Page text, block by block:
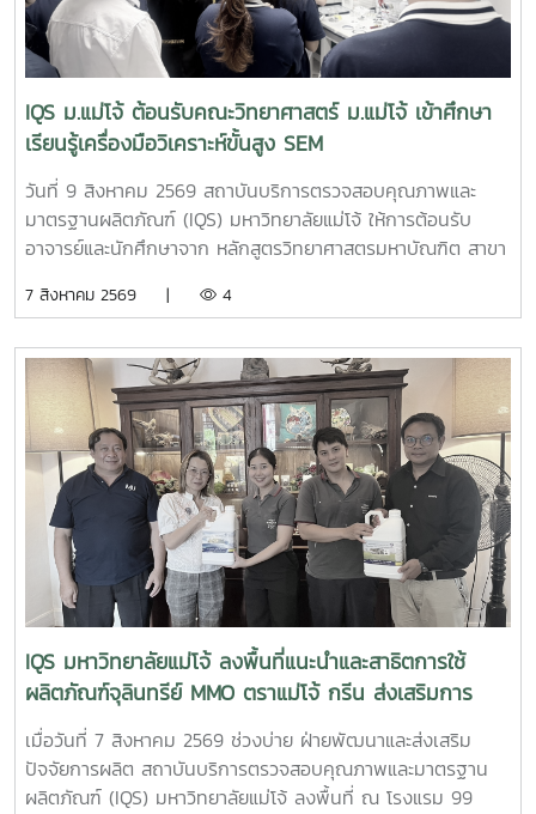
IQS ม.แม่โจ้ ต้อนรับคณะวิทยาศาสตร์ ม.แม่โจ้ เข้าศึกษา
เรียนรู้เครื่องมือวิเคราะห์ขั้นสูง SEM
วันที่ 9 สิงหาคม 2569 สถาบันบริการตรวจสอบคุณภาพและ
มาตรฐานผลิตภัณฑ์ (IQS) มหาวิทยาลัยแม่โจ้ ให้การต้อนรับ
อาจารย์และนักศึกษาจาก หลักสูตรวิทยาศาสตรมหาบัณฑิต สาขา
นวัตกรรมวัสดุ คณะวิทยาศาสตร์ มหาวิทยาลัยแม่โจ้ จำนวน 19
กล้องจุลทรรศน์อิเล็กตรอนแบบส่องกราด (Scanning Electron
Microscope: SEM) ณ ห้องปฏิบัติการของสถาบันฯการเข้า
ศึกษาเรียนรู้ครั้งนี้เป็นส่วนหนึ่งของการเรียนการสอน รายวิชา
10307319 ปฏิบัติการการวิเคราะห์ลักษณะเฉพาะของวัสดุ โดยมี
ผู้ช่วยศาสตราจารย์ ดร.สุภาพ ดาวทอง เป็นอาจารย์ผู้ประสาน
งานรายวิชา พร้อมนำนักศึกษาจำนวน 18 คน เข้าร่วมกิจกรรมผู้
เข้าร่วมได้เรียนรู้หลักการทำงานของเครื่อง SEM พร้อมรับฟังคำ
แนะนำและการสาธิต ตั้งแต่ การเตรียมตัวอย่าง ขั้นตอนการ
ทำงาน การใช้เครื่องมือ ตลอดจนการวิเคราะห์ภาพและผลจาก
เครื่อง SEM เพื่อเสริมสร้างความรู้และประสบการณ์ด้านการ
วิเคราะห์ลักษณะเฉพาะของวัสดุ และให้นักศึกษาสามารถนำความรู้
จากการปฏิบัติจริงไปประยุกต์ใช้ในการเรียนและการวิจัยด้าน
นวัตกรรมวัสดุต่อไป
7 สิงหาคม 2569 | 4
IQS มหาวิทยาลัยแม่โจ้ ลงพื้นที่แนะนำและสาธิตการใช้
ผลิตภัณฑ์จุลินทรีย์ MMO ตราแม่โจ้ กรีน ส่งเสริมการ
จัดการสิ่งแวดล้อมสำหรับธุรกิจโรงแรม
เมื่อวันที่ 7 สิงหาคม 2569 ช่วงบ่าย ฝ่ายพัฒนาและส่งเสริม
ปัจจัยการผลิต สถาบันบริการตรวจสอบคุณภาพและมาตรฐาน
ผลิตภัณฑ์ (IQS) มหาวิทยาลัยแม่โจ้ ลงพื้นที่ ณ โรงแรม 99